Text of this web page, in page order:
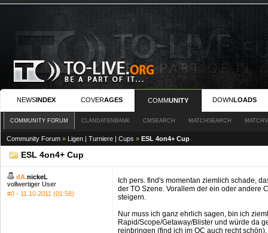
NEWSINDEX COVERAGES COMMUNITY DOWNLOADS
COMMUNITY FORUM CLANDATENBANK CMSEARCH MATCHSEARCH
Community Forum » Ligen | Turniere | Cups » ESL 4on4+ Cup
ESL 4on4+ Cup
dA.nickeL
vollwertiger User
#0 - 11.10.2011 (01:58)
Ich pers. find's momentan ziemlich schade,
der TO Szene. Vorallem der ein oder andere
steigern.
Nur muss ich ganz ehrlich sagen, bin ich
Rapid/Scope/Getaway/Blister und würde da
reinbringen (find ich im OC auch recht schön).